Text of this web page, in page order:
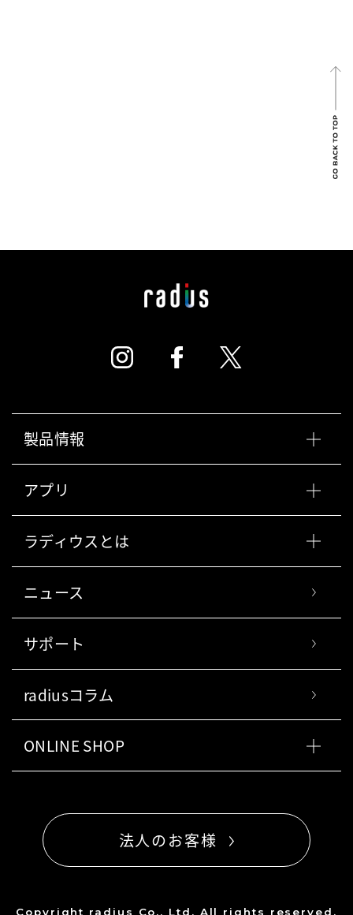
製品情報
アプリ
ラディウスとは
ニュース
サポート
radiusコラム
ONLINE SHOP
法人のお客様
Copyright radius Co., Ltd. All rights reserved.